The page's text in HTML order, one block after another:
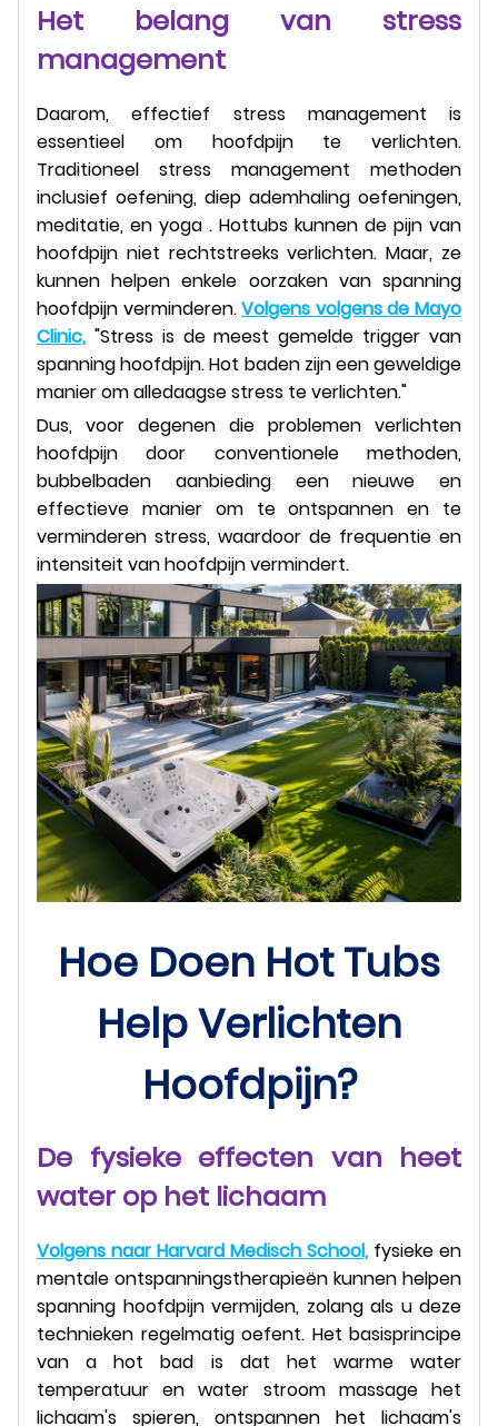
Het belang van stress
management
Daarom, effectief stress management is
essentieel om hoofdpijn te verlichten.
Traditioneel stress management methoden
inclusief oefening, diep ademhaling oefeningen,
meditatie, en yoga . Hottubs kunnen de pijn van
hoofdpijn niet rechtstreeks verlichten. Maar, ze
kunnen helpen enkele oorzaken van spanning
hoofdpijn verminderen.Volgens volgens de Mayo
Clinic, "Stress is de meest gemelde trigger van
spanning hoofdpijn. Hot baden zijn een geweldige
manier om alledaagse stress te verlichten."
Dus, voor degenen die problemen verlichten
hoofdpijn door conventionele methoden,
bubbelbaden aanbieding een nieuwe en
effectieve manier om te ontspannen en te
verminderen stress, waardoor de frequentie en
intensiteit van hoofdpijn vermindert.
Hoe Doen Hot Tubs
Help Verlichten
Hoofdpijn?
De fysieke effecten van heet
water op het lichaam
Volgens naar Harvard Medisch School, fysieke en
mentale ontspanningstherapieën kunnen helpen
spanning hoofdpijn vermijden, zolang als u deze
technieken regelmatig oefent. Het basisprincipe
van a hot bad is dat het warme water
temperatuur en water stroom massage het
lichaam's spieren, ontspannen het lichaam's